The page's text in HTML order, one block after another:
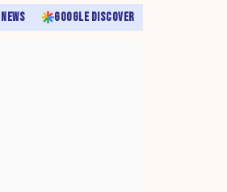
nearby, as Iran kept up its
GOOGLE DISCOVER